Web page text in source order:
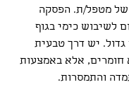
של מטפל/ת. הפסקה
לשיבוש כימי בגוף
גדול. יש דרך טבעית
חומרים, אלא באמצעות
והתמסרות.